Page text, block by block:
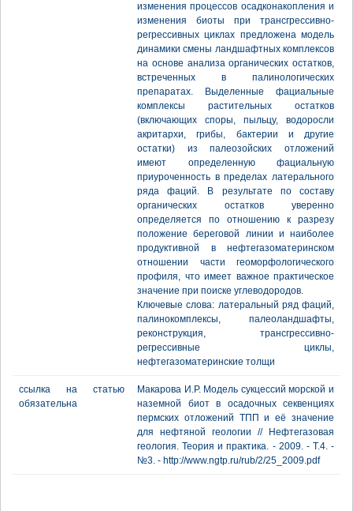
изменения процессов осадконакопления и
изменения биоты при трансгрессивно-
регрессивных циклах предложена модель
динамики смены ландшафтных комплексов
на основе анализа органических остатков,
встреченных в палинологических
препаратах. Выделенные фациальные
комплексы растительных остатков
(включающих споры, пыльцу, водоросли
акритархи, грибы, бактерии и другие
остатки) из палеозойских отложений
имеют определенную фациальную
приуроченность в пределах латерального
ряда фаций. В результате по составу
органических остатков уверенно
определяется по отношению к разрезу
положение береговой линии и наиболее
продуктивной в нефтегазоматеринском
отношении части геоморфологического
профиля, что имеет важное практическое
значение при поиске углеводородов.
Ключевые слова: латеральный ряд фаций,
палинокомплексы, палеоландшафты,
реконструкция, трансгрессивно-
регрессивные циклы,
нефтегазоматеринские толщи
ссылка на статью
обязательна
Макарова И.Р. Модель сукцессий морской и
наземной биот в осадочных секвенциях
пермских отложений ТПП и её значение
для нефтяной геологии // Нефтегазовая
геология. Теория и практика. - 2009. - Т.4. -
№3. - http://www.ngtp.ru/rub/2/25_2009.pdf